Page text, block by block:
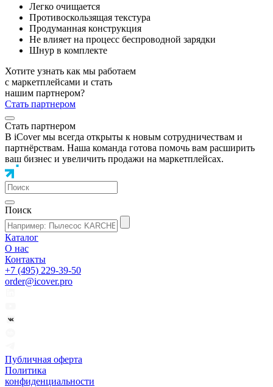
Легко очищается
Противоскользящая текстура
Продуманная конструкция
Не влияет на процесс беспроводной зарядки
Шнур в комплекте
Хотите узнать как мы работаем
с маркетплейсами и стать
нашим партнером?
Стать партнером
Стать партнером
В iCover мы всегда открыты к новым сотрудничествам и
партнёрствам. Наша команда готова помочь вам расширить
ваш бизнес и увеличить продажи на маркетплейсах.
Поиск
Каталог
О нас
Контакты
+7 (495) 229-39-50
order@icover.pro
Публичная оферта
Политика
конфиденциальности